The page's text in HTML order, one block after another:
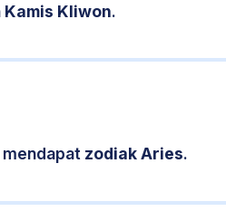
Kamis Kliwon.
zodiak Aries.